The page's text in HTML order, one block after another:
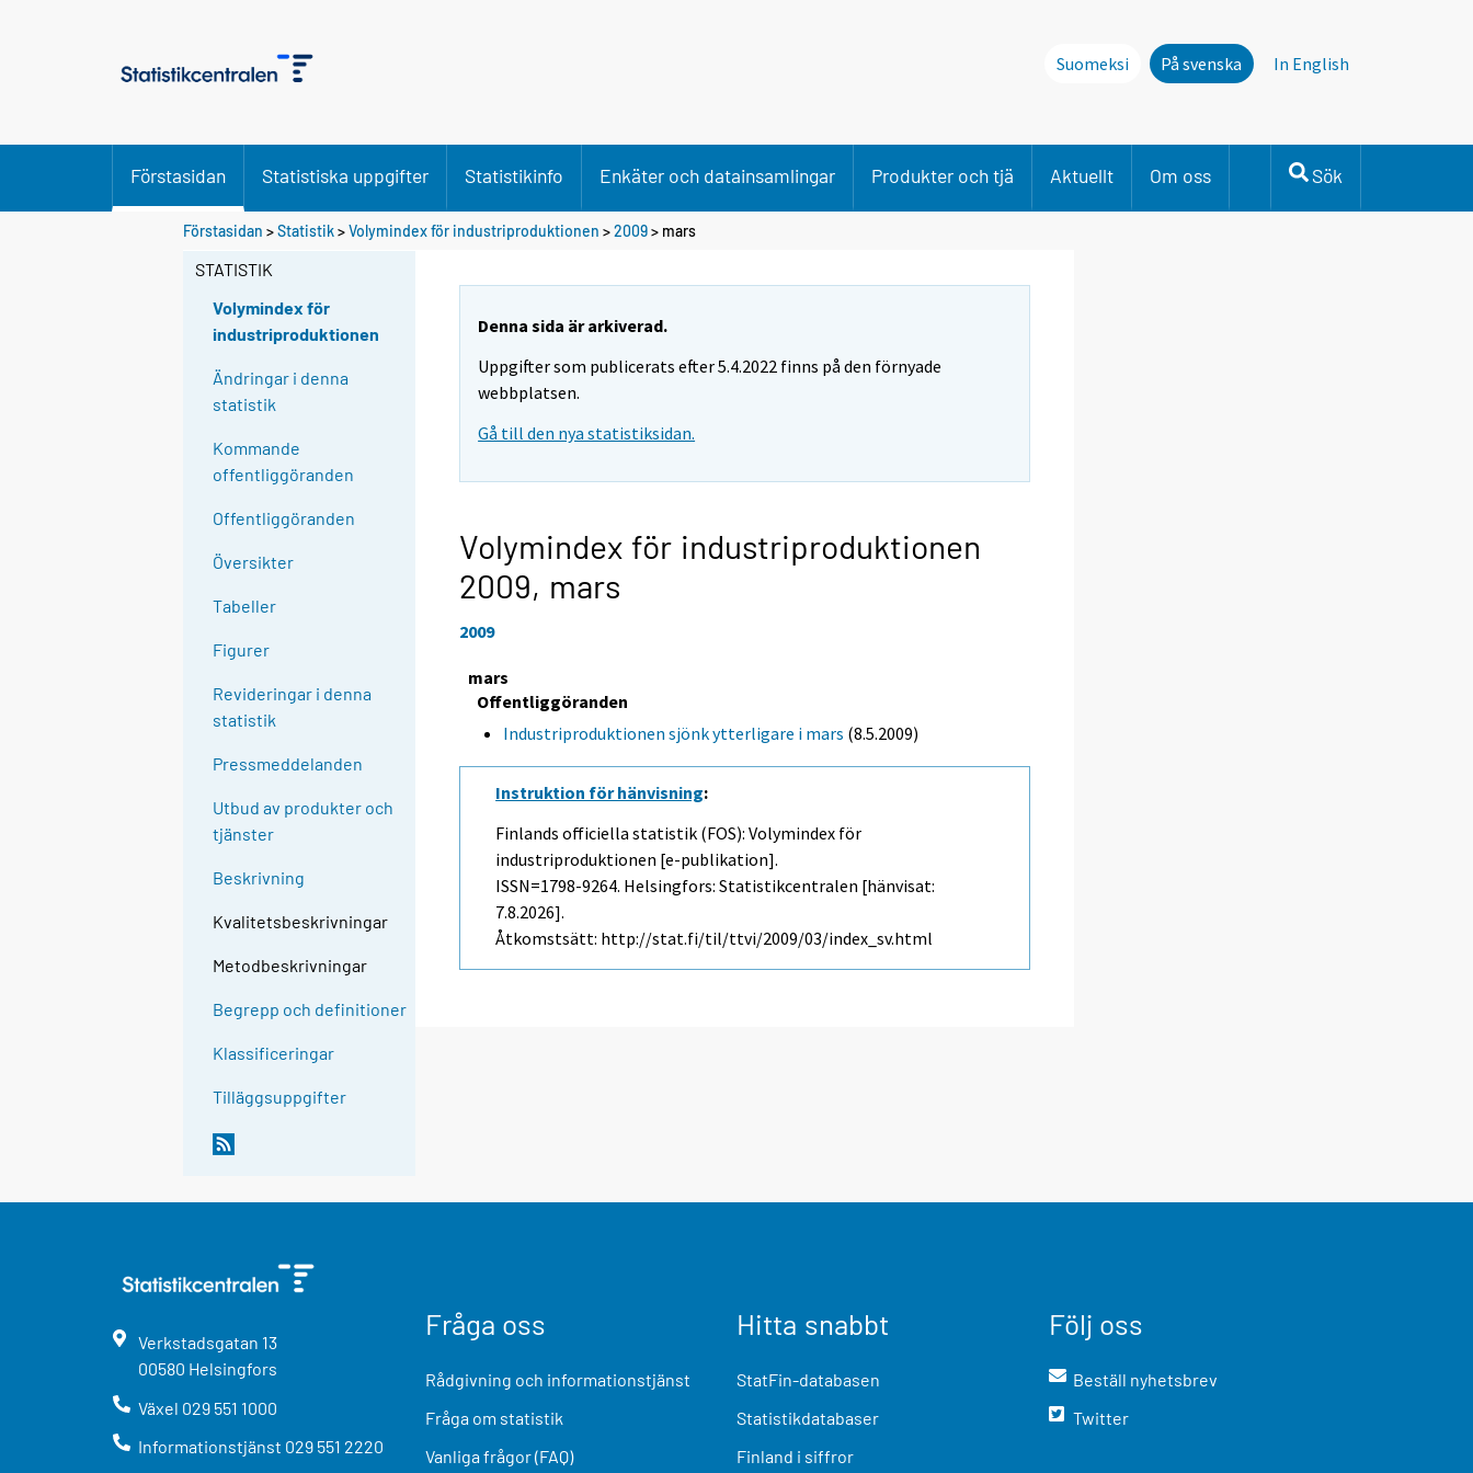
Suomeksi På svenska In English
Förstasidan Statistiska uppgifter Statistikinfo Enkäter och datainsamlingar Produkter och tjä Aktuellt Om oss Sök
Förstasidan >Statistik>Volymindex för industriproduktionen >2009> mars
STATISTIK
Volymindex för
industriproduktionen
Ändringar i denna
statistik
Kommande
offentliggöranden
Offentliggöranden
Översikter
Tabeller
Figurer
Revideringar i denna
statistik
Pressmeddelanden
Utbud av produkter och
tjänster
Beskrivning
Kvalitetsbeskrivningar
Metodbeskrivningar
Begrepp och definitioner
Klassificeringar
Tilläggsuppgifter
Denna sida är arkiverad.
Uppgifter som publicerats efter 5.4.2022 finns på den förnyade
webbplatsen.
Gå till den nya statistiksidan.
Volymindex för industriproduktionen
2009, mars
2009
mars
Offentliggöranden
Industriproduktionen sjönk ytterligare i mars (8.5.2009)
Instruktion för hänvisning:
Finlands officiella statistik (FOS): Volymindex för
industriproduktionen [e-publikation].
ISSN=1798-9264. Helsingfors: Statistikcentralen [hänvisat:
7.8.2026].
Åtkomstsätt: http://stat.fi/til/ttvi/2009/03/index_sv.html
Verkstadsgatan 13
00580 Helsingfors
Växel 029 551 1000
Informationstjänst 029 551 2220
Fråga oss
Rådgivning och informationstjänst
Fråga om statistik
Vanliga frågor (FAQ)
Hitta snabbt
StatFin-databasen
Statistikdatabaser
Finland i siffror
Följ oss
Beställ nyhetsbrev
Twitter